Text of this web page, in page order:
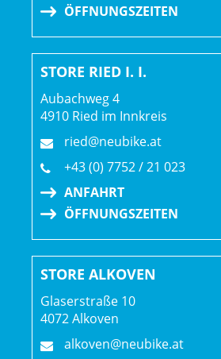
ÖFFNUNGSZEITEN
STORE RIED I. I.
Aubachweg 4
4910 Ried im Innkreis
ried@neubike.at
+43 (0) 7752 / 21 023
ANFAHRT
ÖFFNUNGSZEITEN
STORE ALKOVEN
Glaserstraße 10
4072 Alkoven
alkoven@neubike.at